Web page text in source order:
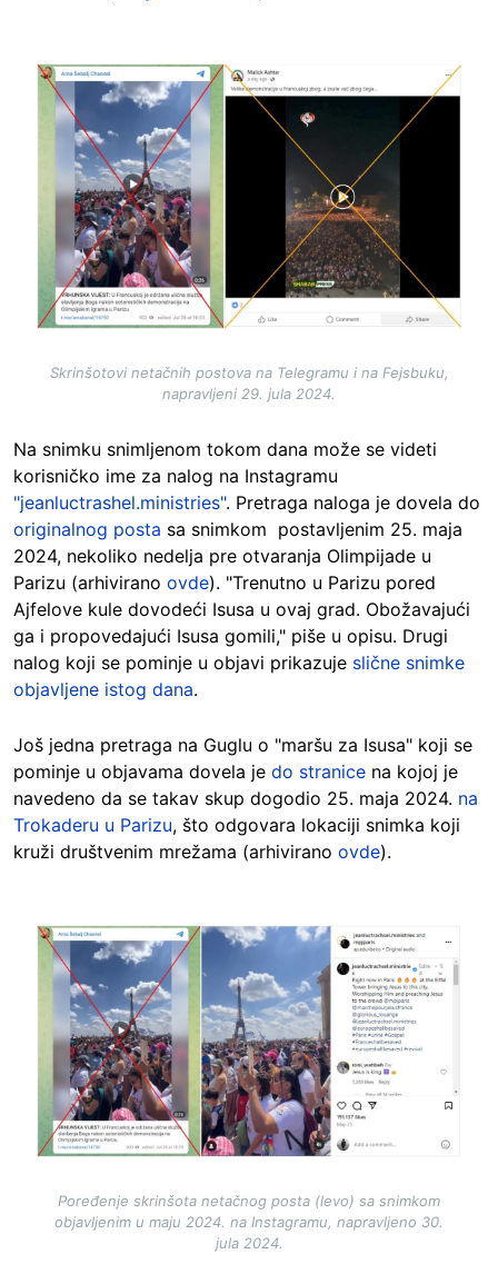
Image
Skrinšotovi netačnih postova na Telegramu i na Fejsbuku,
napravljeni 29. jula 2024.
Na snimku snimljenom tokom dana može se videti
korisničko ime za nalog na Instagramu
"jeanluctrashel.ministries". Pretraga naloga je dovela do
originalnog posta sa snimkom postavljenim 25. maja
2024, nekoliko nedelja pre otvaranja Olimpijade u
Parizu (arhivirano ovde). "Trenutno u Parizu pored
Ajfelove kule dovodeći Isusa u ovaj grad. Obožavajući
ga i propovedajući Isusa gomili," piše u opisu. Drugi
nalog koji se pominje u objavi prikazuje slične snimke
objavljene istog dana.
Još jedna pretraga na Guglu o "maršu za Isusa" koji se
pominje u objavama dovela je do stranice na kojoj je
navedeno da se takav skup dogodio 25. maja 2024. na
Trokaderu u Parizu, što odgovara lokaciji snimka koji
kruži društvenim mrežama (arhivirano ovde).
Image
Poređenje skrinšota netačnog posta (levo) sa snimkom
objavljenim u maju 2024. na Instagramu, napravljeno 30.
jula 2024.